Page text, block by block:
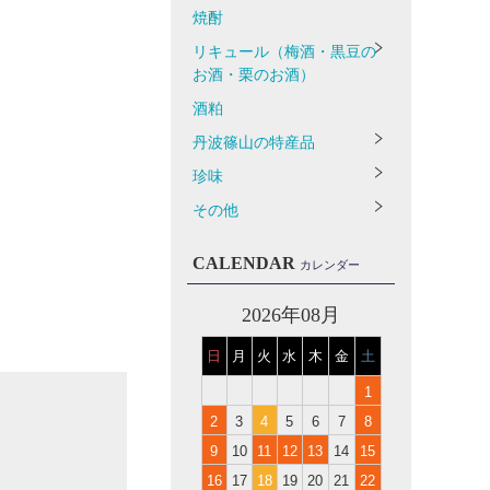
焼酎
リキュール（梅酒・黒豆の
お酒・栗のお酒）
酒粕
丹波篠山の特産品
珍味
その他
CALENDAR カレンダー
2026年08月
日 月 火 水 木 金 土
1
2
3 4 5 6 7
8
9
10 11 12 13 14
15
16
17 18 19 20 21
22